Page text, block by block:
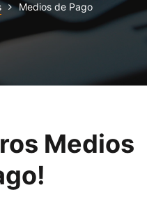
Medios de Pago
Medios